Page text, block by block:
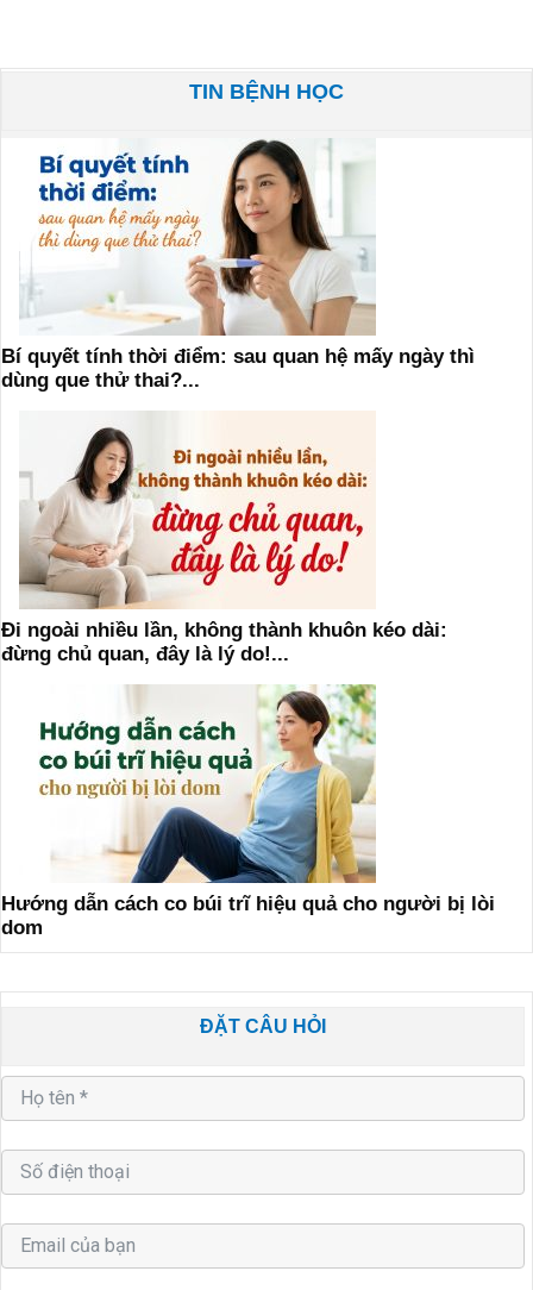
TIN BỆNH HỌC
Bí quyết tính thời điểm: sau quan hệ mấy ngày thì
dùng que thử thai?...
Đi ngoài nhiều lần, không thành khuôn kéo dài:
đừng chủ quan, đây là lý do!...
Hướng dẫn cách co búi trĩ hiệu quả cho người bị lòi
dom
ĐẶT CÂU HỎI